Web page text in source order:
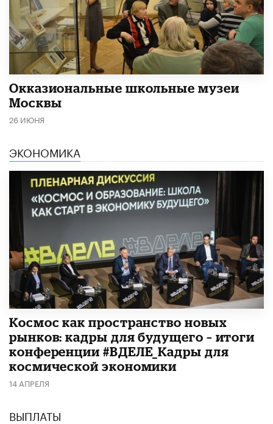
​Окказиональные школьные музеи
Москвы
26 ИЮНЯ
ЭКОНОМИКА
Космос как пространство новых
рынков: кадры для будущего – итоги
конференции #ВДЕЛЕ_Кадры для
космической экономики
14 АПРЕЛЯ
ВЫПЛАТЫ